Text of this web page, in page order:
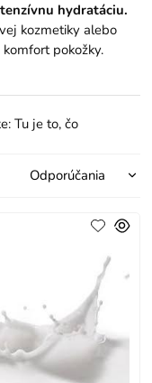
hydratáciu.
kozmetiky alebo
pokožky.
Tu je to, čo